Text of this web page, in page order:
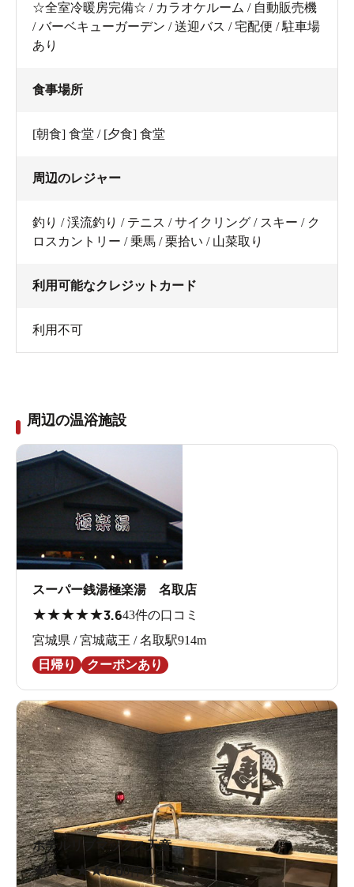
☆全室冷暖房完備☆ / カラオケルーム / 自動販売機
/ バーベキューガーデン / 送迎バス / 宅配便 / 駐車場
あり
食事場所
[朝食] 食堂 / [夕食] 食堂
周辺のレジャー
釣り / 渓流釣り / テニス / サイクリング / スキー / ク
ロスカントリー / 乗馬 / 栗拾い / 山菜取り
利用可能なクレジットカード
利用不可
周辺の温浴施設
スーパー銭湯極楽湯 名取店
★★★★★3.643件の口コミ
宮城県 / 宮城蔵王 / 名取駅914m
日帰り
クーポンあり
ホテルリブマックス天童
★★★ ★★0.00件の口コミ